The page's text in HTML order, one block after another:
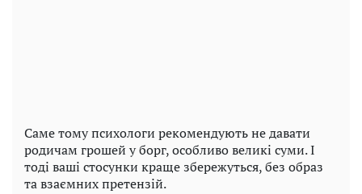
Саме тому психологи рекомендують не давати
родичам грошей у борг, особливо великі суми. І
тоді ваші стосунки краще збережуться, без образ
та взаємних претензій.